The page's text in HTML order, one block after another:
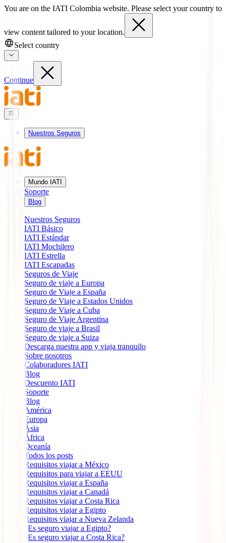
You are on the IATI Colombia website. Please select your country to
view content tailored to your location.
Select country
Continue
Nuestros Seguros
Mundo IATI
Soporte
Blog
Nuestros Seguros
IATI Básico
IATI Estándar
IATI Mochilero
IATI Estrella
IATI Escapadas
Seguros de Viaje
Seguro de viaje a Europa
Seguro de Viaje a España
Seguro de Viaje a Estados Unidos
Seguro de Viaje a Cuba
Seguro de Viaje Argentina
Seguro de viaje a Brasil
Seguro de viaje a Suiza
Descarga nuestra app y viaja tranquilo
Sobre nosotros
Colaboradores IATI
Blog
Descuento IATI
Soporte
Blog
América
Europa
Ásia
África
Oceanía
Todos los posts
Requisitos viajar a México
Requisitos para viajar a EEUU
Requisitos viajar a España
Requisitos viajar a Canadá
Requisitos viajar a Costa Rica
Requisitos viajar a Egipto
Requisitos viajar a Nueva Zelanda
¿Es seguro viajar a Egipto?
¿Es seguro viajar a Costa Rica?